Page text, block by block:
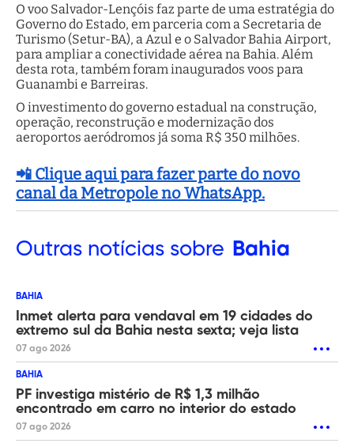
O voo Salvador-Lençóis faz parte de uma estratégia do
Governo do Estado, em parceria com a Secretaria de
Turismo (Setur-BA), a Azul e o Salvador Bahia Airport,
para ampliar a conectividade aérea na Bahia. Além
desta rota, também foram inaugurados voos para
Guanambi e Barreiras.
O investimento do governo estadual na construção,
operação, reconstrução e modernização dos
aeroportos aeródromos já soma R$ 350 milhões.
📲 Clique aqui para fazer parte do novo
canal da Metropole no WhatsApp.
Outras notícias sobre Bahia
BAHIA
Inmet alerta para vendaval em 19 cidades do
extremo sul da Bahia nesta sexta; veja lista
07 ago 2026
BAHIA
PF investiga mistério de R$ 1,3 milhão
encontrado em carro no interior do estado
07 ago 2026